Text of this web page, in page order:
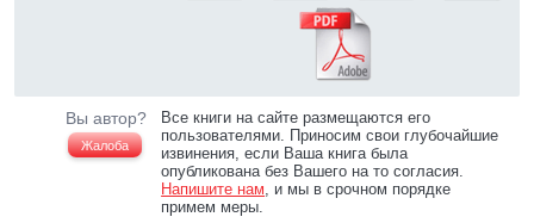
Вы автор?
Жалоба
Все книги на сайте размещаются его
пользователями. Приносим свои глубочайшие
извинения, если Ваша книга была
опубликована без Вашего на то согласия.
Напишите нам, и мы в срочном порядке
примем меры.